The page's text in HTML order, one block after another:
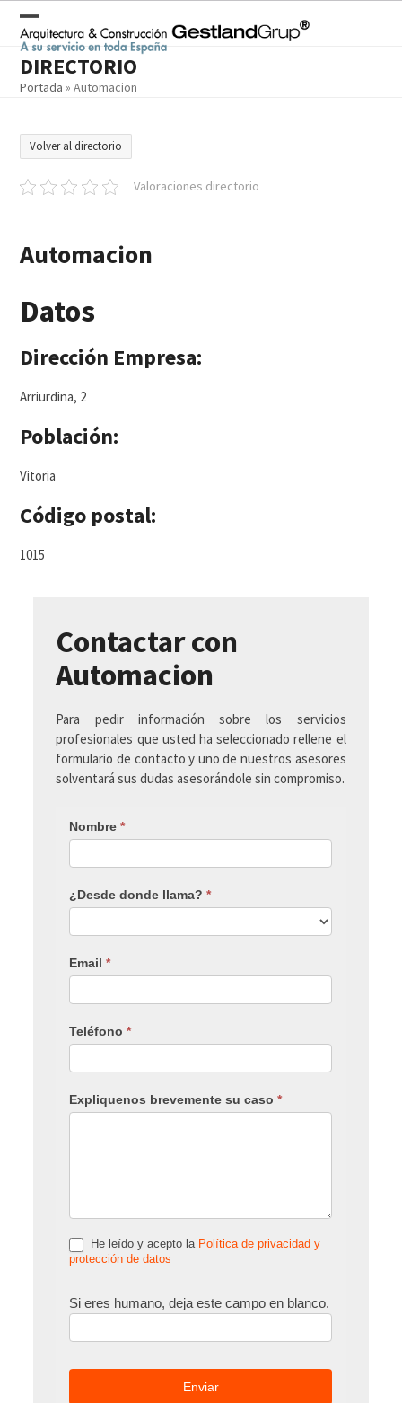
contentOpen
mobile
menu
Close
mobile
menu
DIRECTORIO
Portada »Automacion
Volver al directorio
Valoraciones directorio
Automacion
Datos
Dirección Empresa:
Arriurdina, 2
Población:
Vitoria
Código postal:
1015
Contactar con
Automacion
Para pedir información sobre los servicios
profesionales que usted ha seleccionado rellene el
formulario de contacto y uno de nuestros asesores
solventará sus dudas asesorándole sin compromiso.
Nombre*
¿Desde donde llama?*
Email*
Teléfono*
Expliquenos brevemente su caso*
He leído y acepto la Política de privacidad y
protección de datos
Si eres humano, deja este campo en blanco.